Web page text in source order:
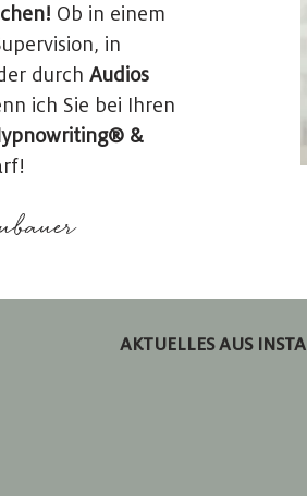
! Ob in einem
in
durch Audios
ich Sie bei Ihren
&
AKTUELLES AUS